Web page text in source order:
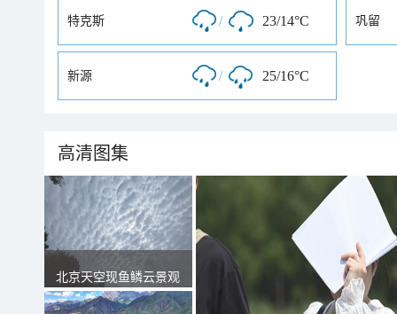
特克斯 / 23/14°C 巩留
新源 / 25/16°C
高清图集
北京天空现鱼鳞云景观